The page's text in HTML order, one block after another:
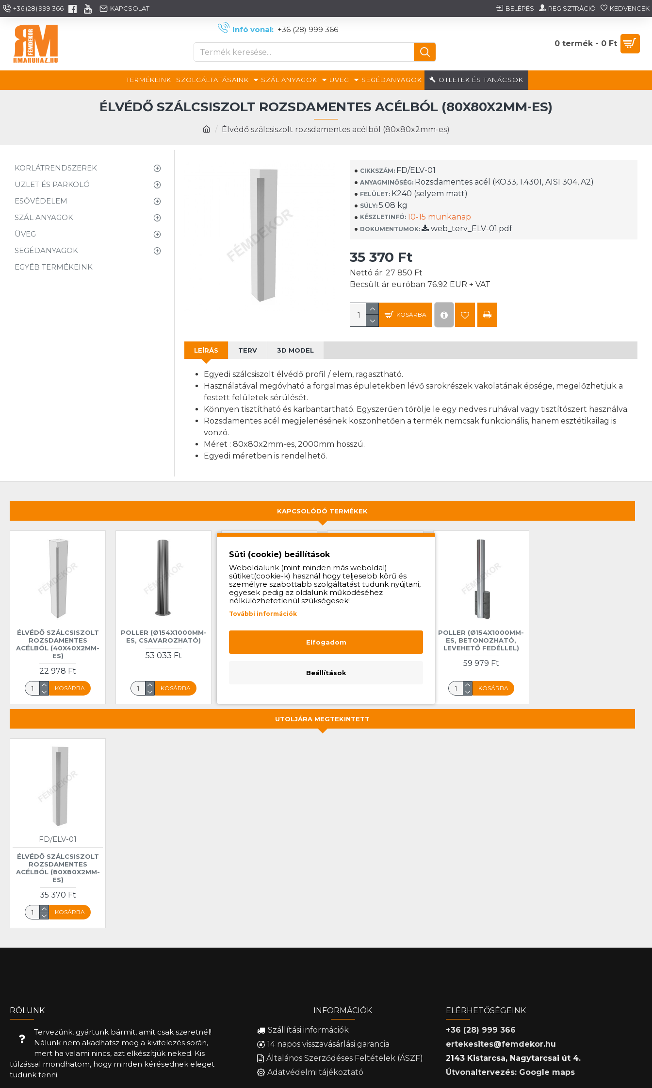
+36 (28) 999 366 KAPCSOLAT BELÉPÉS REGISZTRÁCIÓ KEDVENCEK
Infó vonal: +36 (28) 999 366
0 termék - 0 Ft
TERMÉKEINK SZOLGÁLTATÁSAINK SZÁL ANYAGOK ÜVEG SEGÉDANYAGOK ÖTLETEK ÉS TANÁCSOK
Élvédő szálcsiszolt rozsdamentes acélból (80x80x2mm-es)
ÉLVÉDŐ SZÁLCSISZOLT ROZSDAMENTES ACÉLBÓL (80X80X2MM-ES)
KORLÁTRENDSZEREK
ÜZLET ÉS PARKOLÓ
ESŐVÉDELEM
SZÁL ANYAGOK
ÜVEG
SEGÉDANYAGOK
EGYÉB TERMÉKEINK
CIKKSZÁM: FD/ELV-01
ANYAGMINŐSÉG: Rozsdamentes acél (KO33, 1.4301, AISI 304, A2)
FELÜLET: K240 (selyem matt)
SÚLY: 5.08 kg
KÉSZLETINFÓ: 10-15 munkanap
DOKUMENTUMOK: web_terv_ELV-01.pdf
35 370 Ft
Nettó ár: 27 850 Ft
Becsült ár euróban 76.92 EUR + VAT
KOSÁRBA
LEÍRÁS TERV 3D MODEL
Egyedi szálcsiszolt élvédő profil / elem, ragasztható.
Használatával megóvható a forgalmas épületekben lévő sarokrészek vakolatának épsége, megelőzhetjük a
festett felületek sérülését.
Könnyen tisztítható és karbantartható. Egyszerűen törölje le egy nedves ruhával vagy tisztítószert használva.
Rozsdamentes acél megjelenésének köszönhetően a termék nemcsak funkcionális, hanem esztétikailag is
vonzó.
Méret : 80x80x2mm-es, 2000mm hosszú.
Egyedi méretben is rendelhető.
KAPCSOLÓDÓ TERMÉKEK
ÉLVÉDŐ SZÁLCSISZOLT
ROZSDAMENTES
ACÉLBÓL (40X40X2MM-
ES)
22 978 Ft
KOSÁRBA
POLLER (Ø154X1000MM-
ES, CSAVAROZHATÓ)
53 033 Ft
KOSÁRBA
POLLER (Ø154X1000MM-
55 309 Ft
ÉLVÉDŐ SZÁLCSISZOLT
ES)
POLLER (Ø154X1000MM-
ES, BETONOZHATÓ,
LEVEHETŐ FEDÉLLEL)
59 979 Ft
KOSÁRBA
UTOLJÁRA MEGTEKINTETT
FD/ELV-01
ÉLVÉDŐ SZÁLCSISZOLT
ROZSDAMENTES
ACÉLBÓL (80X80X2MM-
ES)
35 370 Ft
KOSÁRBA
RÓLUNK
Tervezünk, gyártunk bármit, amit csak szeretnél!
Nálunk nem akadhatsz meg a kivitelezés során,
mert ha valami nincs, azt elkészítjük neked. Kis
túlzással mondhatom, hogy minden kérésednek eleget
tudunk tenni.
INFORMÁCIÓK
Szállítási információk
14 napos visszavásárlási garancia
Általános Szerződéses Feltételek (ÁSZF)
Adatvédelmi tájékoztató
ELÉRHETŐSÉGEINK
+36 (28) 999 366
ertekesites@femdekor.hu
2143 Kistarcsa, Nagytarcsai út 4.
Útvonaltervezés: Google maps
Süti (cookie) beállítások
Weboldalunk (mint minden más weboldal)
sütiket(cookie-k) használ hogy teljesebb körű és
személyre szabottabb szolgáltatást tudunk nyújtani,
egyesek pedig az oldalunk működéséhez
nélkülözhetetlenül szükségesek!
További információk
Elfogadom
Beállítások